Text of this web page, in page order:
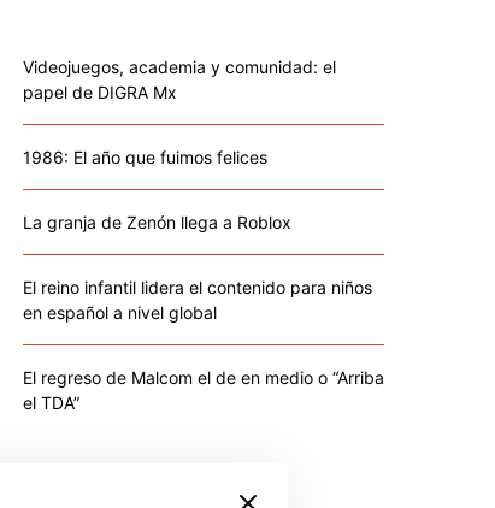
Videojuegos, academia y comunidad: el
papel de DIGRA Mx
1986: El año que fuimos felices
La granja de Zenón llega a Roblox
El reino infantil lidera el contenido para niños
en español a nivel global
El regreso de Malcom el de en medio o “Arriba
el TDA”